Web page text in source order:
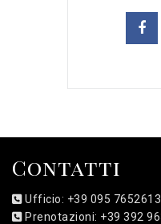
Contatti
Ufficio: +39 095 7652613
Prenotazioni: +39 392